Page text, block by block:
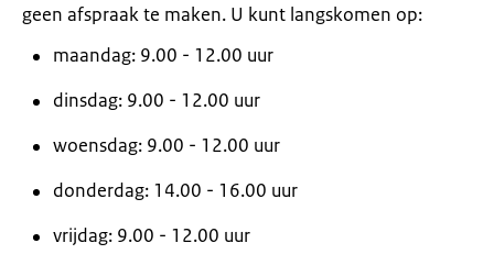
geen afspraak te maken. U kunt langskomen op:
maandag: 9.00 - 12.00 uur
dinsdag: 9.00 - 12.00 uur
woensdag: 9.00 - 12.00 uur
donderdag: 14.00 - 16.00 uur
vrijdag: 9.00 - 12.00 uur